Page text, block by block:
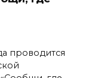
проводится